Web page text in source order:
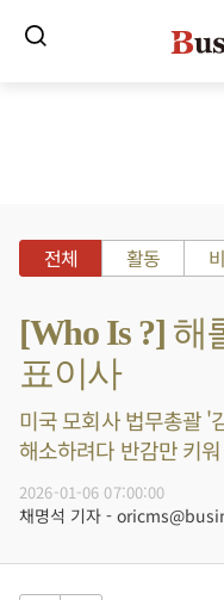
전체 활동
[Who Is ?] 해
표이사
미국 모회사 법무총괄 '
해소하려다 반감만 키
2026-01-06 07:00:00
채명석 기자 -